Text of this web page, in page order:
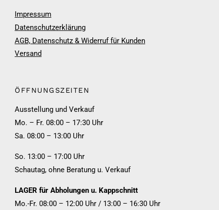
Impressum
Datenschutzerklärung
AGB, Datenschutz & Widerruf für Kunden
Versand
ÖFFNUNGSZEITEN
Ausstellung und Verkauf
Mo. – Fr. 08:00 – 17:30 Uhr
Sa. 08:00 – 13:00 Uhr
So. 13:00 – 17:00 Uhr
Schautag, ohne Beratung u. Verkauf
LAGER für Abholungen u. Kappschnitt
Mo.-Fr. 08:00 – 12:00 Uhr / 13:00 – 16:30 Uhr